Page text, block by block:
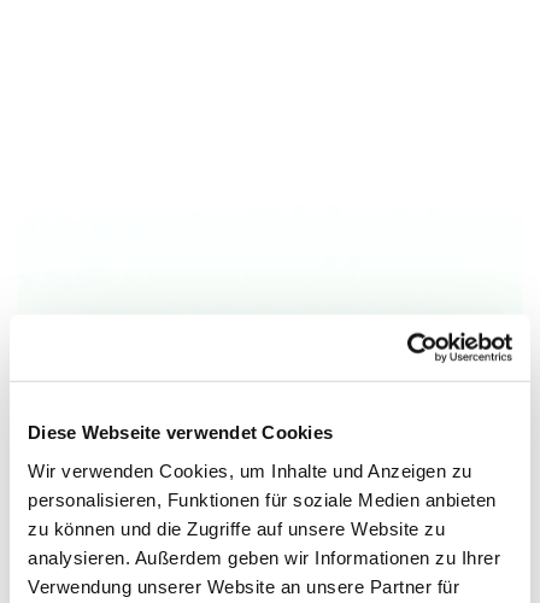
Diese Webseite verwendet Cookies
Wir verwenden Cookies, um Inhalte und Anzeigen zu
personalisieren, Funktionen für soziale Medien anbieten
zu können und die Zugriffe auf unsere Website zu
analysieren. Außerdem geben wir Informationen zu Ihrer
Verwendung unserer Website an unsere Partner für